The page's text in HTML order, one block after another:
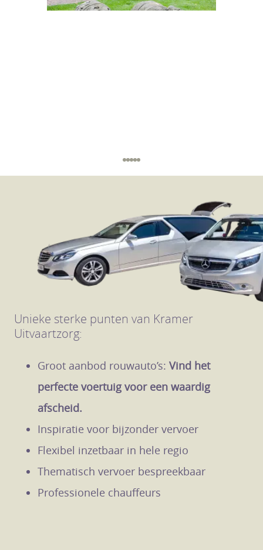
Unieke sterke punten van Kramer
Uitvaartzorg:
Groot aanbod rouwauto’s: Vind het
perfecte voertuig voor een waardig
afscheid.
Inspiratie voor bijzonder vervoer
Flexibel inzetbaar in hele regio
Thematisch vervoer bespreekbaar
Professionele chauffeurs